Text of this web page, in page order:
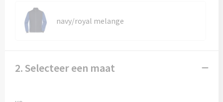
Ondergoed, Sokken en Nachtkleding
Bivakmuts test
navy/royal melange
2. Selecteer een maat